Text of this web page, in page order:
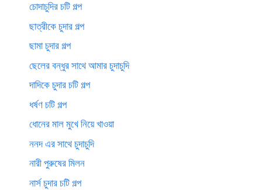
চোদাচুদির চটি গল্প
ছাত্রীকে চুদার গল্প
ছামা চুদার গল্প
ছেলের বন্ধুর সাথে আমার চুদাচুদি
দাদিকে চুদার চটি গল্প
ধর্ষণ চটি গল্প
ধোনের মাল মুখে নিয়ে খাওয়া
ননদ এর সাথে চুদাচুদি
নারী পুরুষের মিলন
নার্স চুদার চটি গল্প